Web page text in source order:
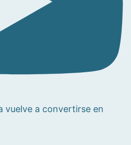
vuelve a convertirse en